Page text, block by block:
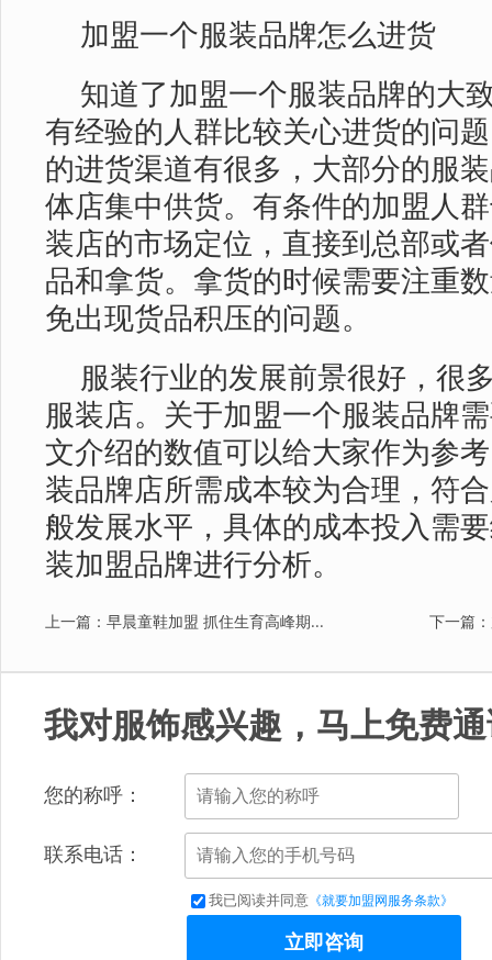
加盟一个服装品牌怎么进货
知道了加盟一个服装品牌的大
有经验的人群比较关心进货的问
的进货渠道有很多，大部分的服
体店集中供货。有条件的加盟人
装店的市场定位，直接到总部或
品和拿货。拿货的时候需要注重
免出现货品积压的问题。
服装行业的发展前景很好，很
服装店。关于加盟一个服装品牌
文介绍的数值可以给大家作为参
装品牌店所需成本较为合理，符
般发展水平，具体的成本投入需
装加盟品牌进行分析。
下一篇
上一篇：早晨童鞋加盟 抓住生育高峰期...
我对服饰感兴趣，马上免费
您的称呼：
联系电话：
我已阅读并同意 《就要加盟网服务条款》
立即咨询